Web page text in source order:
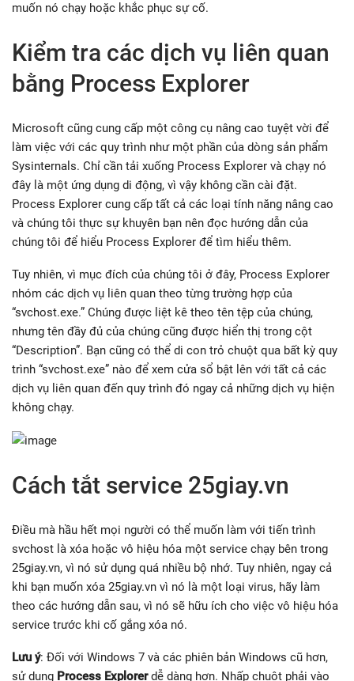
muốn nó chạy hoặc khắc phục sự cố.
Kiểm tra các dịch vụ liên quan
bằng Process Explorer
Microsoft cũng cung cấp một công cụ nâng cao tuyệt vời để
làm việc với các quy trình như một phần của dòng sản phẩm
Sysinternals. Chỉ cần tải xuống Process Explorer và chạy nó
đây là một ứng dụng di động, vì vậy không cần cài đặt.
Process Explorer cung cấp tất cả các loại tính năng nâng cao
và chúng tôi thực sự khuyên bạn nên đọc hướng dẫn của
chúng tôi để hiểu Process Explorer để tìm hiểu thêm.
Tuy nhiên, vì mục đích của chúng tôi ở đây, Process Explorer
nhóm các dịch vụ liên quan theo từng trường hợp của
“svchost.exe.” Chúng được liệt kê theo tên tệp của chúng,
nhưng tên đầy đủ của chúng cũng được hiển thị trong cột
“Description”. Bạn cũng có thể di con trỏ chuột qua bất kỳ quy
trình “svchost.exe” nào để xem cửa sổ bật lên với tất cả các
dịch vụ liên quan đến quy trình đó ngay cả những dịch vụ hiện
không chạy.
Cách tắt service 25giay.vn
Điều mà hầu hết mọi người có thể muốn làm với tiến trình
svchost là xóa hoặc vô hiệu hóa một service chạy bên trong
25giay.vn, vì nó sử dụng quá nhiều bộ nhớ. Tuy nhiên, ngay cả
khi bạn muốn xóa 25giay.vn vì nó là một loại virus, hãy làm
theo các hướng dẫn sau, vì nó sẽ hữu ích cho việc vô hiệu hóa
service trước khi cố gắng xóa nó.
Lưu ý: Đối với Windows 7 và các phiên bản Windows cũ hơn,
sử dụng Process Explorerdễ dàng hơn. Nhấp chuột phải vào